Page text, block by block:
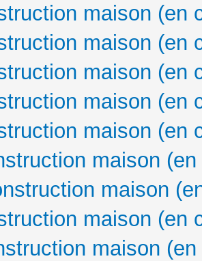
maison (en
maison (en
maison (en
maison (en
maison (en
maison
maison
maison (en
maison